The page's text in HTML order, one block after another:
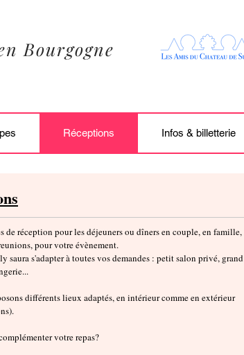
Bourgogne
Réceptions Infos & billetterie
réception pour les déjeuners ou dîners en couple, en famille,
pour votre évènement.
s'adapter à toutes vos demandes : petit salon privé, grand
différents lieux adaptés, en intérieur comme en extérieur
votre repas?